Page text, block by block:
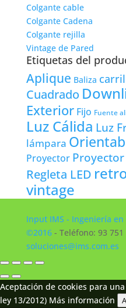
Colgante cable
Colgante Cadena
Colgante rejilla
Vintage de Pared
Etiquetas del
Aplique Baliza carril
Cuadrado
Exterior Fijo Fuente
Luz Cálida Luz
lámpara
Proyector
Regleta LED
vintage
Input IMS - Ingeniería
©2016- Teléfono: 93 751
soluciones@ims.com.es
Aceptación de cookies para
ley 13/2012) Más información